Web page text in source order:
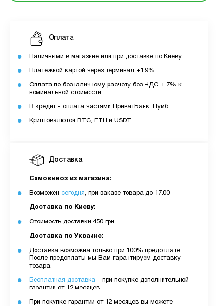
Доставка
Самовывоз из магазина:
Возможен сегодня, при заказе товара до 17.00
Доставка по Киеву:
Стоимость доставки 450 грн
Доставка по Украине:
Доставка возможна только при 100% предоплате.
После предоплаты мы Вам гарантируем доставку
товара.
Бесплатная доставка - при покупке дополнительной
гарантии от 12 месяцев.
При покупке гарантии от 12 месяцев вы можете
Оплата
Наличными в магазине или при доставке по Киеву
Платежной картой через терминал +1.9%
Оплата по безналичному расчету без НДС + 7% к
номинальной стоимости
В кредит - оплата частями ПриватБанк, Пумб
Криптовалютой BTC, ETH и USDT